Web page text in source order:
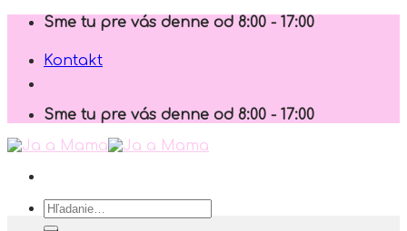
Skip
content
Sme tu pre vás denne od 8:00 - 17:00
Kontakt
Sme tu pre vás denne od 8:00 - 17:00
Hľadať: